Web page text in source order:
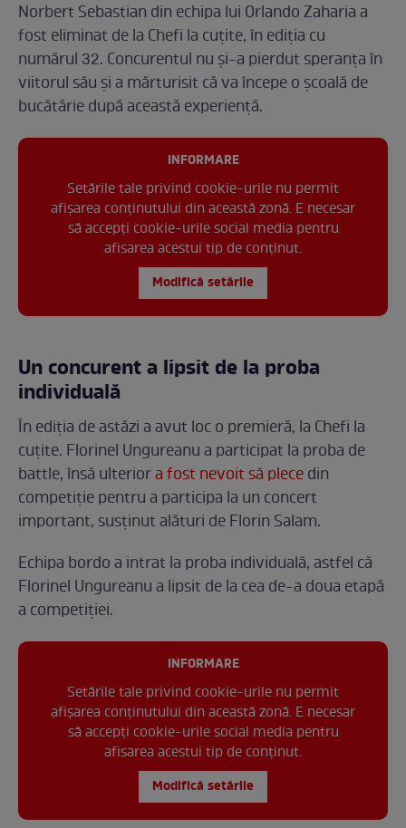
Norbert Sebastian din echipa lui Orlando Zaharia a
fost eliminat de la Chefi la cuțite, în ediția cu
numărul 32. Concurentul nu și-a pierdut speranța în
viitorul său și a mărturisit că va începe o școală de
bucătărie după această experiență.
INFORMARE
Setările tale privind cookie-urile nu permit
afișarea conținutului din această zonă. E necesar
să accepți cookie-urile social media pentru
afisarea acestui tip de conținut.
Modifică setările
Un concurent a lipsit de la proba
individuală
În ediția de astăzi a avut loc o premieră, la Chefi la
cuțite. Florinel Ungureanu a participat la proba de
battle, însă ulteriora fost nevoit să plecedin
competiție pentru a participa la un concert
important, susținut alături de Florin Salam.
Echipa bordo a intrat la proba individuală, astfel că
Florinel Ungureanu a lipsit de la cea de-a doua etapă
a competiției.
INFORMARE
Setările tale privind cookie-urile nu permit
afișarea conținutului din această zonă. E necesar
să accepți cookie-urile social media pentru
afisarea acestui tip de conținut.
Modifică setările